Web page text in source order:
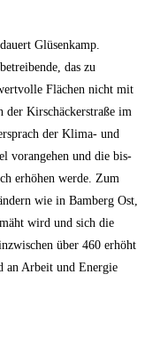
Glüsen­kamp.
das zu
Flä­chen nicht mit
der Kir­schäcker­stra­ße im
der Kli­ma- und
vor­an­ge­hen und die bis­
erhö­hen wer­de. Zum
wie in Bam­berg Ost,
wird und sich die
über 460 erhöht
an Arbeit und Ener­gie